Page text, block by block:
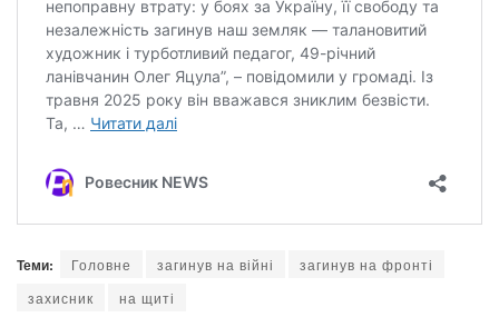
Теми: Головне загинув на війні
загинув на фронті
захисник
на щиті